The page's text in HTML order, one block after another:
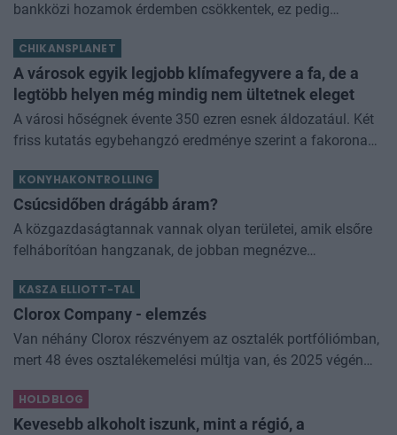
bankközi hozamok érdemben csökkentek, ez pedig
hónapokban sokat lehetett hal
CHIKANSPLANET
A városok egyik legjobb klímafegyvere a fa, de a
legtöbb helyen még mindig nem ültetnek eleget
A városi hőségnek évente 350 ezren esnek áldozatául. Két
friss kutatás egybehangzó eredménye szerint a fakorona
KONYHAKONTROLLING
Csúcsidőben drágább áram?
A közgazdaságtannak vannak olyan területei, amik elsőre
felháborítóan hangzanak, de jobban megnézve
némi kellemetlenséggel is járnak. Az
KASZA ELLIOTT-TAL
Clorox Company - elemzés
Van néhány Clorox részvényem az osztalék portfóliómban,
mert 48 éves osztalékemelési múltja van, és 2025 végén
dividend king-et. Azt
HOLDBLOG
Kevesebb alkoholt iszunk, mint a régió, a